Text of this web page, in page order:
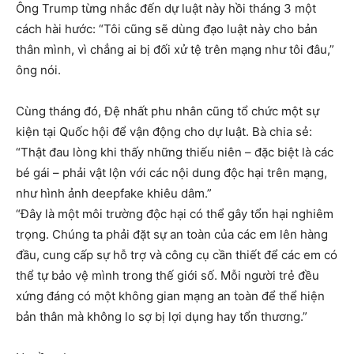
Ông Trump từng nhắc đến dự luật này hồi tháng 3 một
cách hài hước: “Tôi cũng sẽ dùng đạo luật này cho bản
thân mình, vì chẳng ai bị đối xử tệ trên mạng như tôi đâu,”
ông nói.
Cùng tháng đó, Đệ nhất phu nhân cũng tổ chức một sự
kiện tại Quốc hội để vận động cho dự luật. Bà chia sẻ:
“Thật đau lòng khi thấy những thiếu niên – đặc biệt là các
bé gái – phải vật lộn với các nội dung độc hại trên mạng,
như hình ảnh deepfake khiêu dâm.”
“Đây là một môi trường độc hại có thể gây tổn hại nghiêm
trọng. Chúng ta phải đặt sự an toàn của các em lên hàng
đầu, cung cấp sự hỗ trợ và công cụ cần thiết để các em có
thể tự bảo vệ mình trong thế giới số. Mỗi người trẻ đều
xứng đáng có một không gian mạng an toàn để thể hiện
bản thân mà không lo sợ bị lợi dụng hay tổn thương.”